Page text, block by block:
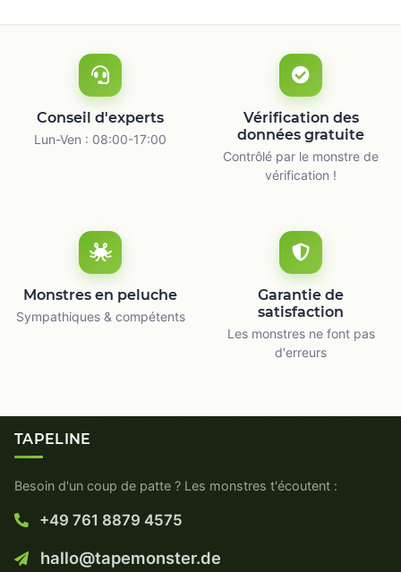
Conseil d'experts
Lun-Ven : 08:00-17:00
Vérification des
données gratuite
Contrôlé par le monstre de
vérification !
Monstres en peluche
Sympathiques & compétents
Garantie de
satisfaction
Les monstres ne font pas
d'erreurs
TAPELINE
Besoin d'un coup de patte ? Les monstres t'écoutent :
+49 761 8879 4575
hallo@tapemonster.de